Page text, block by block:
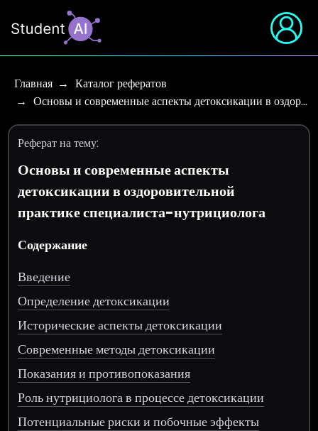
Главная
Каталог рефератов
Основы и современные аспекты детоксикации в оздор…
Реферат на тему:
Основы и современные аспекты
детоксикации в оздоровительной
практике специалиста-нутрициолога
Содержание
Введение
Определение детоксикации
Исторические аспекты детоксикации
Современные методы детоксикации
Показания и противопоказания
Роль нутрициолога в процессе детоксикации
Потенциальные риски и побочные эффекты